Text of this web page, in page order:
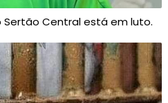
Central está em luto.